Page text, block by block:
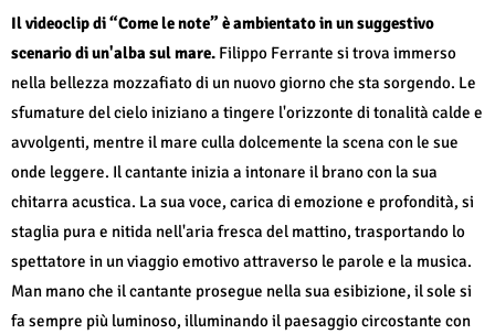
Il videoclip di “Come le note” è ambientato in un suggestivo
scenario di un'alba sul mare. Filippo Ferrante si trova immerso
nella bellezza mozzafiato di un nuovo giorno che sta sorgendo. Le
sfumature del cielo iniziano a tingere l'orizzonte di tonalità calde e
avvolgenti, mentre il mare culla dolcemente la scena con le sue
onde leggere. Il cantante inizia a intonare il brano con la sua
chitarra acustica. La sua voce, carica di emozione e profondità, si
staglia pura e nitida nell'aria fresca del mattino, trasportando lo
spettatore in un viaggio emotivo attraverso le parole e la musica.
Man mano che il cantante prosegue nella sua esibizione, il sole si
fa sempre più luminoso, illuminando il paesaggio circostante con